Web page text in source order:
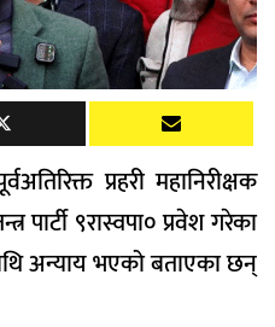
प्रहरी महानिरीक्षक
पार्टी ९रास्वपा० प्रवेश गरेका
अन्याय भएको बताएका छन्